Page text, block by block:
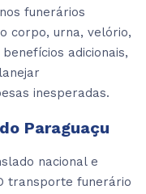
funerários
corpo, urna, velório,
adicionais,
inesperadas.
Paraguaçu
nacional e
transporte funerário